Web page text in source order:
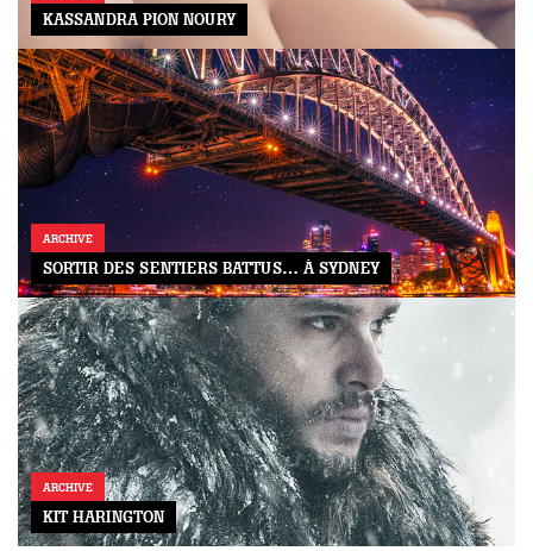
KASSANDRA PION NOURY
ARCHIVE
SORTIR DES SENTIERS BATTUS… À SYDNEY
ARCHIVE
KIT HARINGTON